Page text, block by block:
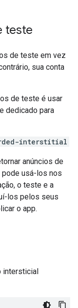
teste
de teste em vez
sua conta
de teste é usar
dedicado para
interstitial
anúncios de
usá-los nos
o teste e a
los pelos seus
o app.
intersticial